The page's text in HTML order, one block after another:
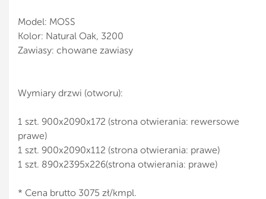
Model: MOSS
Kolor: Natural Oak, 3200
Zawiasy: chowane zawiasy
Wymiary drzwi (otworu):
1 szt. 900x2090x172 (strona otwierania: rewersowe
prawe)
1 szt. 900x2090x112 (strona otwierania: prawe)
1 szt. 890x2395x226(strona otwierania: prawe)
* Cena brutto 3075 zł/kmpl.